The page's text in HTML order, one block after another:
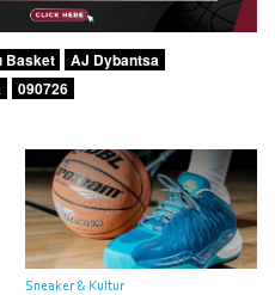
Basket
AJ Dybantsa
090726
Sneaker & Kultur